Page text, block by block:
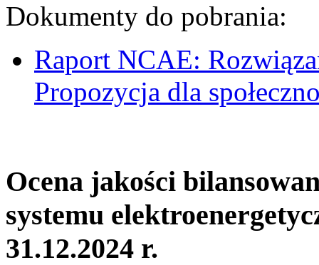
Dokumenty do pobrania:
Raport NCAE:
Propozycja dla
Ocena jakości
systemu
31.12.2024 r.